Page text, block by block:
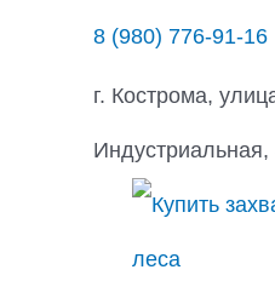
8 (980) 776-91-16
г. Кострома,
Индустриальная,